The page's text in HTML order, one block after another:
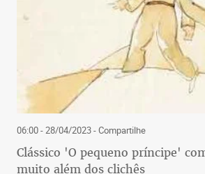
06:00 - 28/04/2023- Compartilhe
Clássico 'O pequeno príncipe'
muito além dos clichês